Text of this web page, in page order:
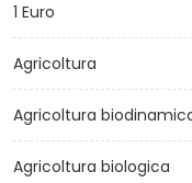
1 Euro
Agricoltura
Agricoltura
Agricoltura biologica